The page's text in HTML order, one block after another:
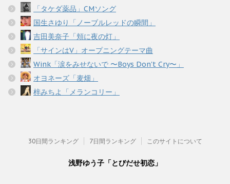
「タケダ薬品」CMソング
国生さゆり「ノーブルレッドの瞬間」
吉田美奈子「頬に夜の灯」
「サインはV」オープニングテーマ曲
Wink「涙をみせないで 〜Boys Don't Cry〜」
オヨネーズ「麦畑」
梓みちよ「メランコリー」
30日間ランキング 7日間ランキング このサイトについて
浅野ゆう子「とびだせ初恋」